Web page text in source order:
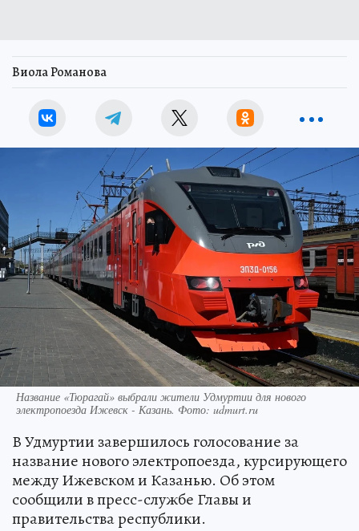
Виола Романова
Название «Тюрагай» выбрали жители Удмуртии для нового
электропоезда Ижевск - Казань. Фото: udmurt.ru
В Удмуртии завершилось голосование за
название нового электропоезда, курсирующего
между Ижевском и Казанью. Об этом
сообщили в пресс-службе Главы и
правительства республики.